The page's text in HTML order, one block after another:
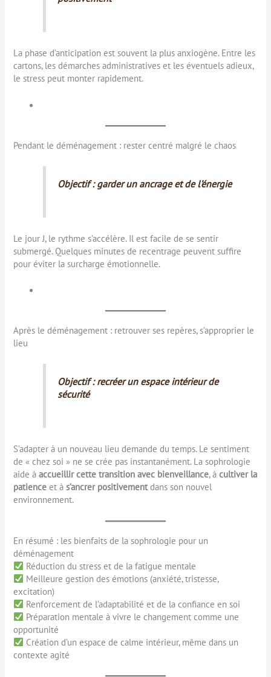
La phase d’anticipation est souvent la plus anxiogène. Entre les
cartons, les démarches administratives et les éventuels adieux,
le stress peut monter rapidement.
Pendant le déménagement : rester centré malgré le chaos
Objectif : garder un ancrage et de l’énergie
Le jour J, le rythme s’accélère. Il est facile de se sentir
submergé. Quelques minutes de recentrage peuvent suffire
pour éviter la surcharge émotionnelle.
Après le déménagement : retrouver ses repères, s’approprier le
lieu
Objectif : recréer un espace intérieur de
sécurité
S’adapter à un nouveau lieu demande du temps. Le sentiment
de « chez soi » ne se crée pas instantanément. La sophrologie
aide àaccueillir cette transition avec bienveillance, àcultiver la
patience et às’ancrer positivementdans son nouvel
environnement.
En résumé : les bienfaits de la sophrologie pour un
déménagement
Réduction du stress et de la fatigue mentale
Meilleure gestion des émotions (anxiété, tristesse,
excitation)
Renforcement de l’adaptabilité et de la confiance en soi
Préparation mentale à vivre le changement comme une
opportunité
Création d’un espace de calme intérieur, même dans un
contexte agité